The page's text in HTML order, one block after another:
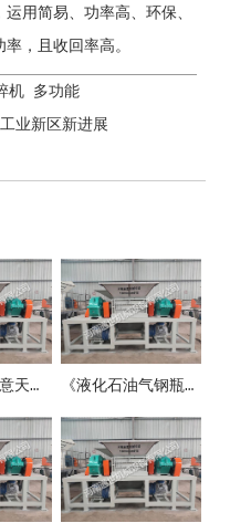
用简易、功率高、环保、
，且收回率高。
机 多功能
业新区新进展
锐意进取 瑞意天诚关注实验室安全 《液化石油气钢瓶》新国标10月1日正式施行！防止液化气瓶事端这些要紧记！